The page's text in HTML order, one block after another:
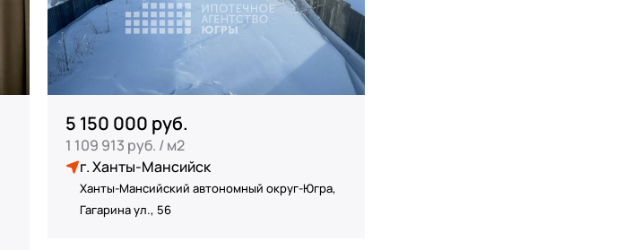
5 150 000 руб.
1 109 913 руб. / м2
г. Ханты-Мансийск
Ханты-Мансийский автономный округ-Югра,
Гагарина ул., 56